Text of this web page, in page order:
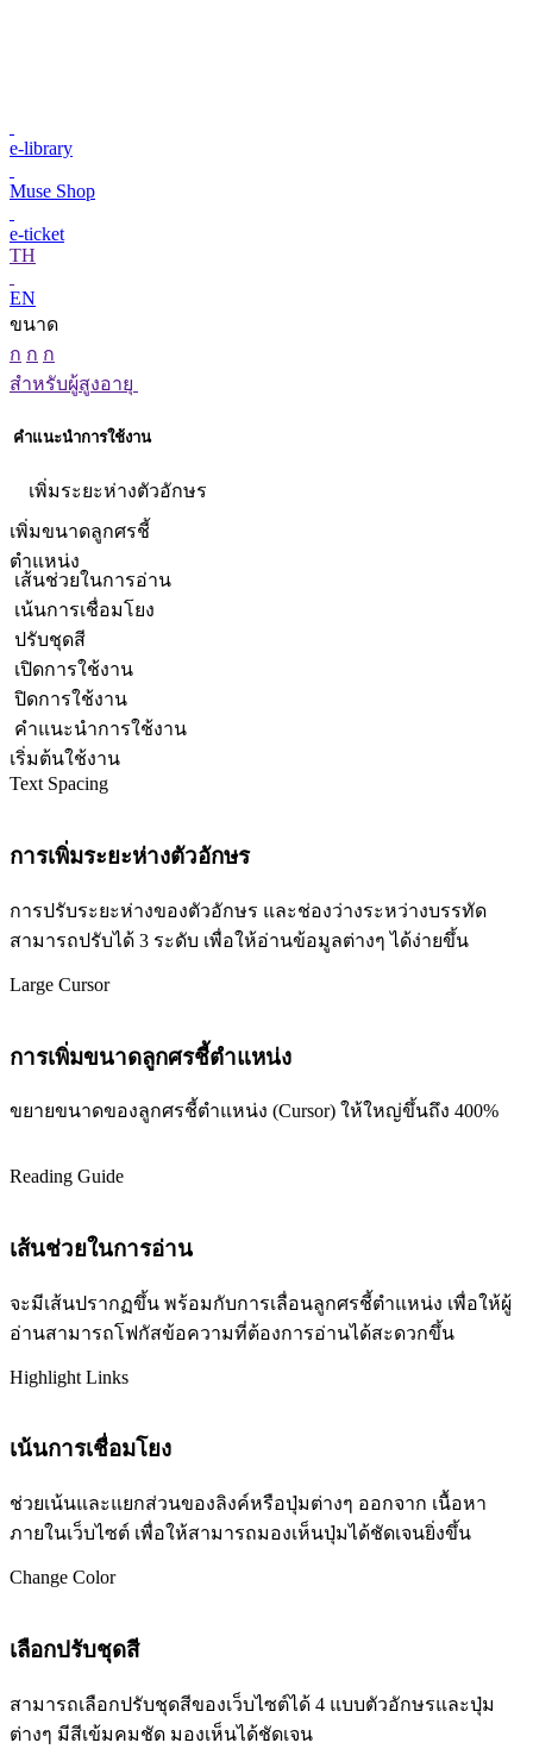
e-library
Muse Shop
e-ticket
TH
EN
ขนาด
ก ก ก
สำหรับผู้สูงอายุ
คำแนะนำการใช้งาน
เพิ่มระยะห่างตัวอักษร
เพิ่มขนาดลูกศรชี้
ตำแหน่ง
เส้นช่วยในการอ่าน
เน้นการเชื่อมโยง
ปรับชุดสี
เปิดการใช้งาน
ปิดการใช้งาน
คำแนะนำการใช้งาน
เริ่มต้นใช้งาน
Text Spacing
การเพิ่มระยะห่างตัวอักษร
การปรับระยะห่างของตัวอักษร และช่องว่างระหว่างบรรทัด
สามารถปรับได้ 3 ระดับ เพื่อให้อ่านข้อมูลต่างๆ ได้ง่ายขึ้น
Large Cursor
การเพิ่มขนาดลูกศรชี้ตำแหน่ง
ขยายขนาดของลูกศรชี้ตำแหน่ง (Cursor) ให้ใหญ่ขึ้นถึง 400%
Reading Guide
เส้นช่วยในการอ่าน
จะมีเส้นปรากฏขึ้น พร้อมกับการเลื่อนลูกศรชี้ตำแหน่ง เพื่อให้ผู้
อ่านสามารถโฟกัสข้อความที่ต้องการอ่านได้สะดวกขึ้น
Highlight Links
เน้นการเชื่อมโยง
ช่วยเน้นและแยกส่วนของลิงค์หรือปุ่มต่างๆ ออกจาก เนื้อหา
ภายในเว็บไซต์ เพื่อให้สามารถมองเห็นปุ่มได้ชัดเจนยิ่งขึ้น
Change Color
เลือกปรับชุดสี
สามารถเลือกปรับชุดสีของเว็บไซต์ได้ 4 แบบตัวอักษรและปุ่ม
ต่างๆ มีสีเข้มคมชัด มองเห็นได้ชัดเจน